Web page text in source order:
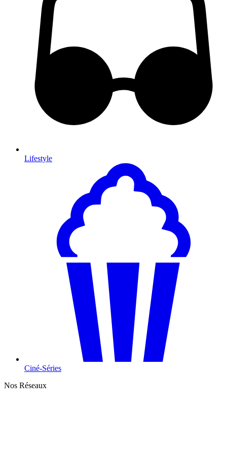
Lifestyle
Ciné-Séries
Nos Réseaux